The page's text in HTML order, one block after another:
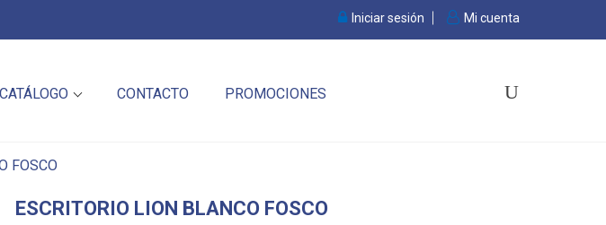
Mi cuenta
Iniciar sesión
CATÁLOGO CONTACTO PROMOCIONES
FOSCO
ESCRITORIO LION BLANCO FOSCO